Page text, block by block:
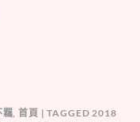
羈 ,首頁 TAGGED 2018